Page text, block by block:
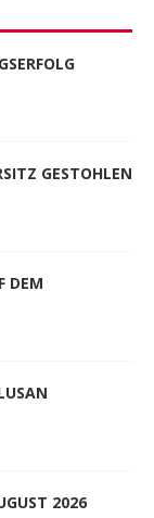
GESTOHLEN
DEM
2026